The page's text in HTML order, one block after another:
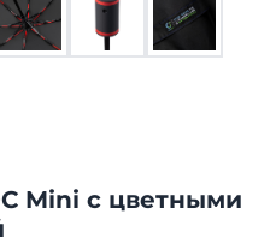
Mini с цветными